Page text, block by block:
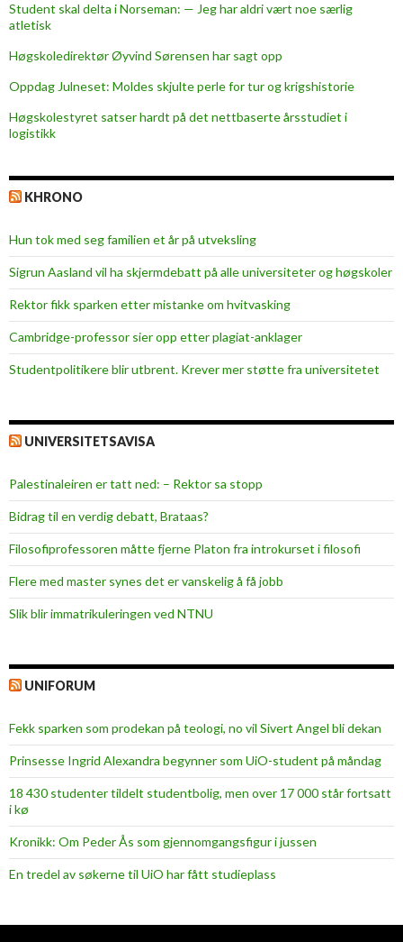
n
k
e
a
Student skal delta i Norseman: — Jeg har aldri vært noe særlig
atletisk
Høgskoledirektør Øyvind Sørensen har sagt opp
Oppdag Julneset: Moldes skjulte perle for tur og krigshistorie
Høgskolestyret satser hardt på det nettbaserte årsstudiet i
logistikk
KHRONO
Hun tok med seg familien et år på utveksling
Sigrun Aasland vil ha skjerm­debatt på alle universiteter og høgskoler
Rektor fikk sparken etter mistanke om hvitvasking
Cambridge-professor sier opp etter plagiat-anklager
Studentpolitikere blir utbrent. Krever mer støtte fra universitetet
UNIVERSITETSAVISA
Palestinaleiren er tatt ned: – Rektor sa stopp
Bidrag til en verdig debatt, Brataas?
Filosofiprofessoren måtte fjerne Platon fra introkurset i filosofi
Flere med master synes det er vanskelig å få jobb
Slik blir immatrikuleringen ved NTNU
UNIFORUM
Fekk sparken som prodekan på teologi, no vil Sivert Angel bli dekan
Prinsesse Ingrid Alexandra begynner som UiO-student på måndag
18 430 studenter tildelt studentbolig, men over 17 000 står fortsatt
i kø
Kronikk: Om Peder Ås som gjennomgangsfigur i jussen
En tredel av søkerne til UiO har fått studieplass